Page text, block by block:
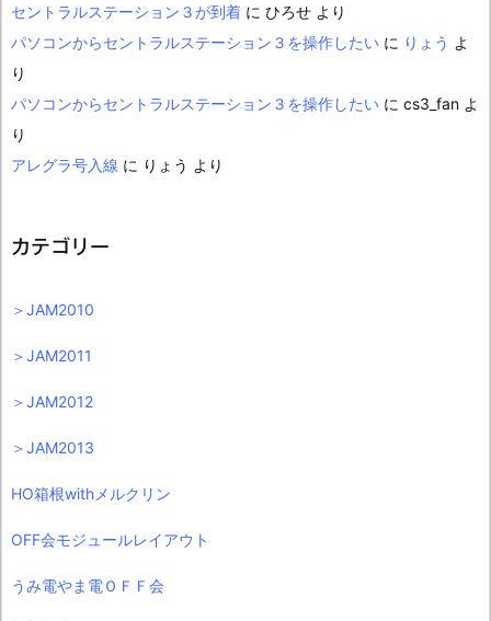
セントラルステーション３が到着 に ひろせ より
パソコンからセントラルステーション３を操作したい に りょう よ
り
パソコンからセントラルステーション３を操作したい に cs3_fan よ
り
アレグラ号入線 に りょう より
カテゴリー
＞JAM2010
＞JAM2011
＞JAM2012
＞JAM2013
HO箱根withメルクリン
OFF会モジュールレイアウト
うみ電やま電ＯＦＦ会